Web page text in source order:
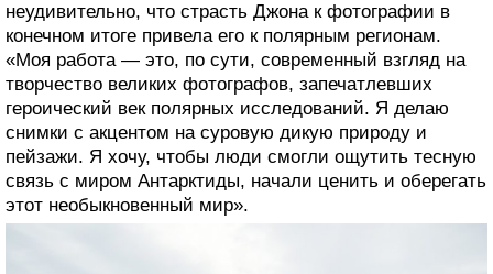
неудивительно, что страсть Джона к фотографии в
конечном итоге привела его к полярным регионам.
«Моя работа — это, по сути, современный взгляд на
творчество великих фотографов, запечатлевших
героический век полярных исследований. Я делаю
снимки с акцентом на суровую дикую природу и
пейзажи. Я хочу, чтобы люди смогли ощутить тесную
связь с миром Антарктиды, начали ценить и оберегать
этот необыкновенный мир».